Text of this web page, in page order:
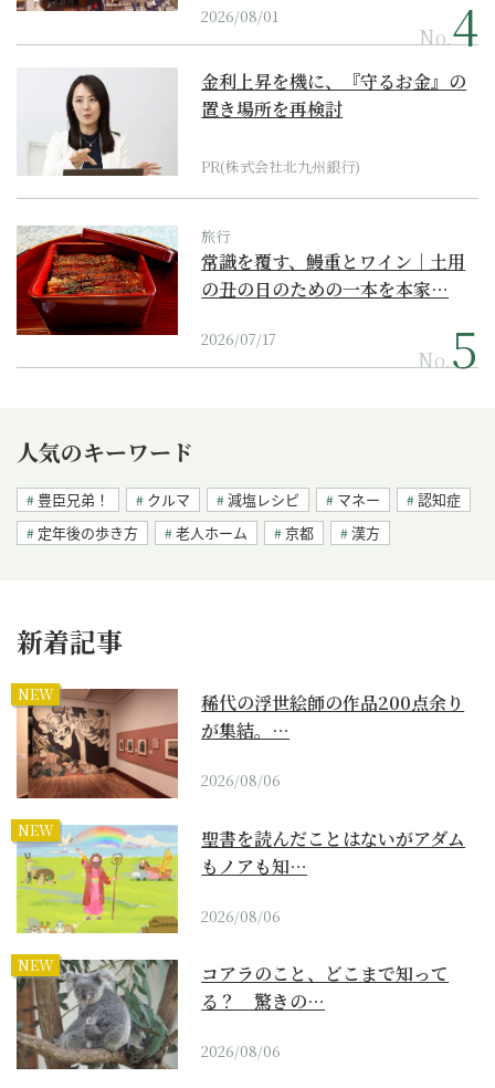
2026/08/01
No.
金利上昇を機に、『守るお金』の
置き場所を再検討
PR(株式会社北九州銀行)
旅行
常識を覆す、鰻重とワイン｜土用
の丑の日のための一本を本家…
2026/07/17
No.
人気のキーワード
豊臣兄弟！ クルマ 減塩レシピ マネー
認知症
定年後の歩き方
老人ホーム 京都 漢方
新着記事
NEW
稀代の浮世絵師の作品200点余り
が集結。…
2026/08/06
NEW
聖書を読んだことはないがアダム
もノアも知…
2026/08/06
NEW
コアラのこと、どこまで知って
る？ 驚きの…
2026/08/06